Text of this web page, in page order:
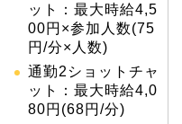
ット：最大時給4,5
00円×参加人数(75
円/分×人数)
通勤2ショットチャ
ット：最大時給4,0
80円(68円/分)